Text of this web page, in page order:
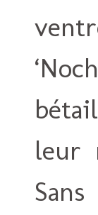
leur